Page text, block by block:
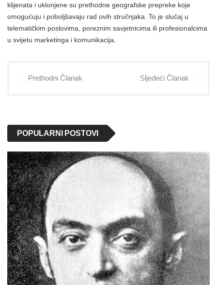
klijenata i uklonjene su prethodne geografske prepreke koje
omogućuju i poboljšavaju rad ovih stručnjaka. To je slučaj u
telematičkim poslovima, poreznim savjetnicima ili profesionalcima
u svijetu marketinga i komunikacija.
Prethodni Članak Sljedeći Članak
POPULARNI POSTOVI